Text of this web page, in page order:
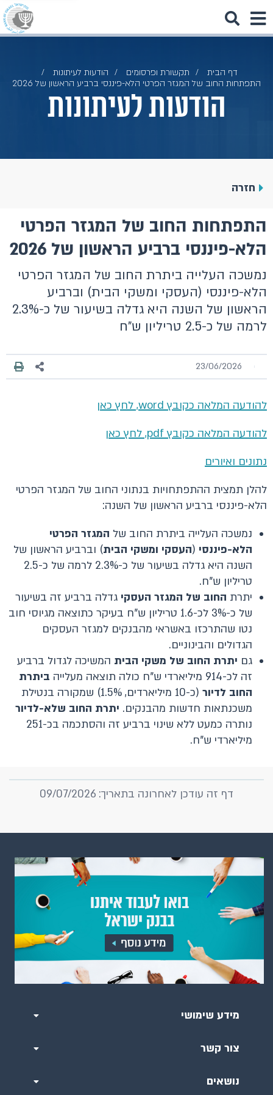
דף הבית תקשורת ופרסומים
הודעות לעיתונות
התפתחות החוב של המגזר הפרטי הלא-פיננסי ברביע הראשון של 2026
הודעות לעיתונות
חזרה
התפתחות החוב של המגזר הפרטי
הלא-פיננסי ברביע הראשון של 2026
נמשכה העלייה ביתרת החוב של המגזר הפרטי
הלא-פיננסי (העסקי ומשקי הבית) וברביע
הראשון של השנה היא גדלה בשיעור של כ-2.3%
לרמה של כ-2.5 טריליון ש"ח
23/06/2026
להודעה המלאה כקובץ word, לחץ כאן
להודעה המלאה כקובץ pdf, לחץ כאן
נתונים ואיורים
להלן תמצית ההתפתחויות בנתוני החוב של המגזר הפרטי
הלא-פיננסי ברביע הראשון של השנה:
נמשכה העלייה ביתרת החוב של המגזר הפרטי
הלא-פיננסי (העסקי ומשקי הבית) וברביע הראשון של
השנה היא גדלה בשיעור של כ-2.3% לרמה של כ-2.5
טריליון ש"ח.
יתרת החוב של המגזר העסקי גדלה ברביע זה בשיעור
של כ-3% לכ-1.6 טריליון ש"ח בעיקר כתוצאה מגיוסי חוב
נטו שהתרכזו באשראי מהבנקים למגזר העסקים
הגדולים והבינוניים.
גם יתרת החוב של משקי הבית המשיכה לגדול ברביע
זה לכ-914 מיליארדי ש"ח כולה תוצאה מעלייה
ביתרת
החוב לדיור
(כ-10 מיליארדים, 1.5%) שמקורה בנטילת
משכנתאות חדשות מהבנקים. יתרת החוב שלא-לדיור
נותרה כמעט ללא שינוי ברביע זה והסתכמה בכ-251
מיליארדי ש"ח.
דף זה עודכן לאחרונה בתאריך: 09/07/2026
מידע שימושי
צור קשר
נושאים